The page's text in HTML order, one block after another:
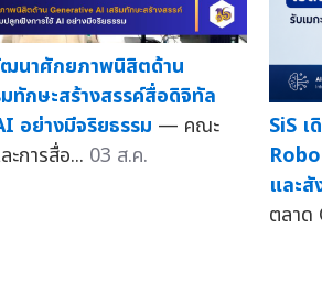
นาศักยภาพนิสิตด้าน
กษะสร้างสรรค์สื่อดิจิทัล
อย่างมีจริยธรรม — คณะ
ะการสื่อ... 03 ส.ค.
SiS
และสั
ตลา